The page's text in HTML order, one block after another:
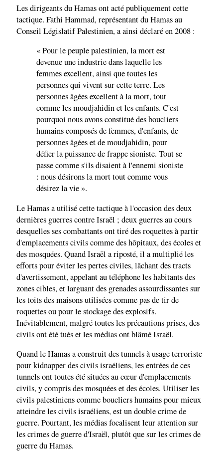
Les dirigeants du Hamas ont acté publiquement cette
tactique. Fathi Hammad, représentant du Hamas au
Conseil Législatif Palestinien, a ainsi déclaré en 2008 :
« Pour le peuple palestinien, la mort est
devenue une industrie dans laquelle les
femmes excellent, ainsi que toutes les
personnes qui vivent sur cette terre. Les
personnes âgées excellent à la mort, tout
comme les moudjahidin et les enfants. C'est
pourquoi nous avons constitué des boucliers
humains composés de femmes, d'enfants, de
personnes âgées et de moudjahidin, pour
défier la puissance de frappe sioniste. Tout se
passe comme s'ils disaient à l'ennemi sioniste
: nous désirons la mort tout comme vous
désirez la vie ».
Le Hamas a utilisé cette tactique à l'occasion des deux
dernières guerres contre Israël ; deux guerres au cours
desquelles ses combattants ont tiré des roquettes à partir
d'emplacements civils comme des hôpitaux, des écoles et
des mosquées. Quand Israël a riposté, il a multiplié les
efforts pour éviter les pertes civiles, lâchant des tracts
d'avertissement, appelant au téléphone les habitants des
zones cibles, et larguant des grenades assourdissantes sur
les toits des maisons utilisées comme pas de tir de
roquettes ou pour le stockage des explosifs.
Inévitablement, malgré toutes les précautions prises, des
civils ont été tués et les médias ont blâmé Israël.
Quand le Hamas a construit des tunnels à usage terroriste
pour kidnapper des civils israéliens, les entrées de ces
tunnels ont toutes été situées au cœur d'emplacements
civils, y compris des mosquées et des écoles. Utiliser les
civils palestiniens comme boucliers humains pour mieux
atteindre les civils israéliens, est un double crime de
guerre. Pourtant, les médias focalisent leur attention sur
les crimes de guerre d'Israël, plutôt que sur les crimes de
guerre du Hamas.